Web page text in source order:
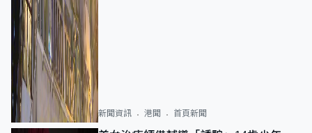
新聞資訊 港聞 首頁新聞